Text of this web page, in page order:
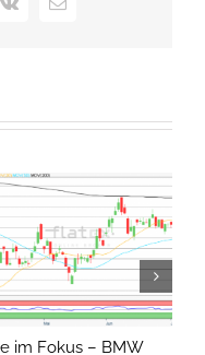
Vk
E-
im Fokus – BMW